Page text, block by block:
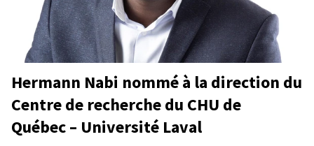
Hermann Nabi nommé à la direction du
Centre de recherche du CHU de
Québec – Université Laval